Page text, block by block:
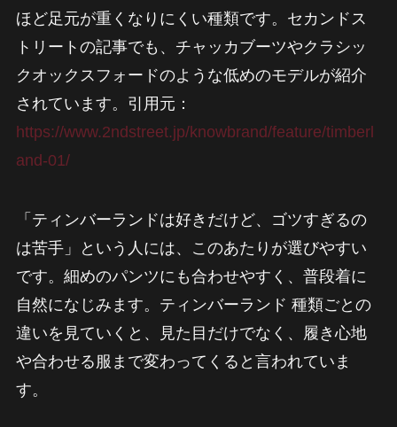
ほど足元が重くなりにくい種類です。セカンドス
トリートの記事でも、チャッカブーツやクラシッ
クオックスフォードのような低めのモデルが紹介
されています。引用元：
https://www.2ndstreet.jp/knowbrand/feature/timberl
and-01/
「ティンバーランドは好きだけど、ゴツすぎるの
は苦手」という人には、このあたりが選びやすい
です。細めのパンツにも合わせやすく、普段着に
自然になじみます。ティンバーランド 種類ごとの
違いを見ていくと、見た目だけでなく、履き心地
や合わせる服まで変わってくると言われていま
す。